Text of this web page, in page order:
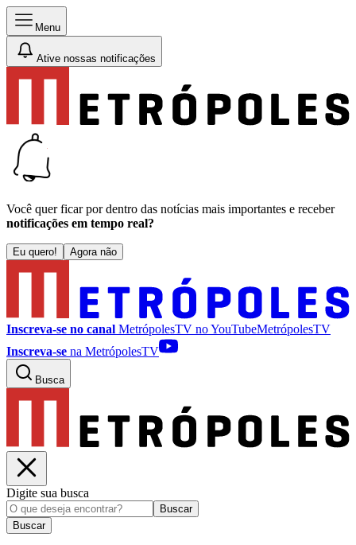
Menu
Ative nossas notificações
Você quer ficar por dentro das notícias mais importantes e receber
notificações em tempo real?
Eu quero! Agora não
Inscreva-se no canal MetrópolesTV noYouTubeMetrópolesTV
Inscreva-se na MetrópolesTV
Busca
Digite sua busca
Buscar
Buscar